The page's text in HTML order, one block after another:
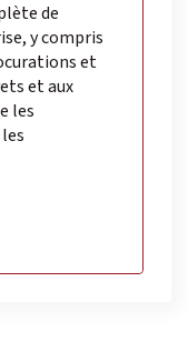
de
y compris
et
et aux
les